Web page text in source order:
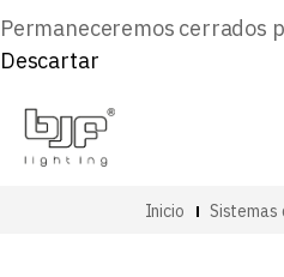
Permaneceremos cerrados
Descartar
Inicio Sistemas